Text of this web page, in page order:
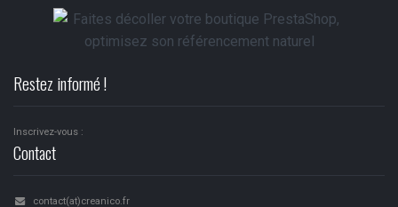
Restez informé !
Inscrivez-vous :
Contact
contact(at)creanico.fr